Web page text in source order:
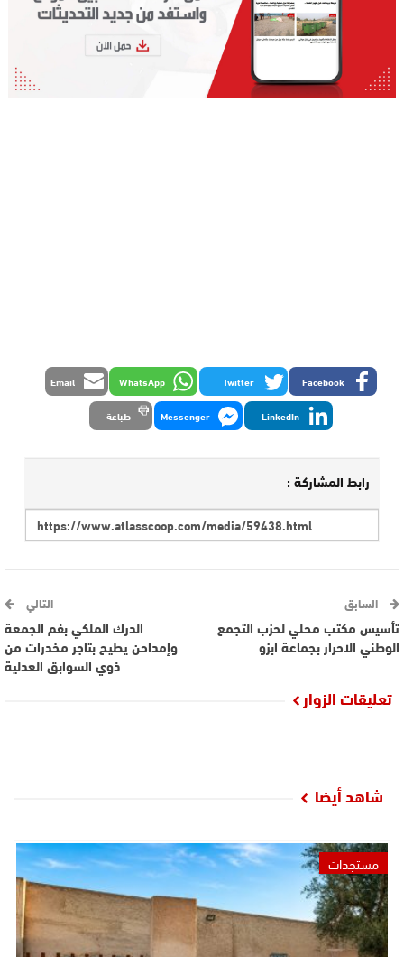
Facebook
Twitter
WhatsApp
Email
LinkedIn
Messenger طباعة
رابط المشاركة :
السابق
تأسيس مكتب محلي لحزب التجمع
الوطني الاحرار بجماعة ابزو
التالي
الدرك الملكي بفم الجمعة
وإمداحن يطيح بتاجر مخدرات من
ذوي السوابق العدلية
تعليقات الزوار
شاهد أيضا
مستجدات